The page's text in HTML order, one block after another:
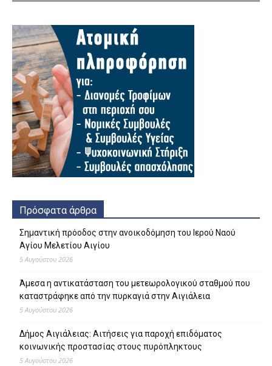
Πρόσφατα άρθρα
Σημαντική πρόοδος στην ανοικοδόμηση του Ιερού Ναού
Αγίου Μελετίου Αιγίου
5 Αυγούστου 2026
Άμεσα η αντικατάσταση του μετεωρολογικού σταθμού που
καταστράφηκε από την πυρκαγιά στην Αιγιάλεια
5 Αυγούστου 2026
Δήμος Αιγιάλειας: Αιτήσεις για παροχή επιδόματος
κοινωνικής προστασίας στους πυρόπληκτους
5 Αυγούστου 2026